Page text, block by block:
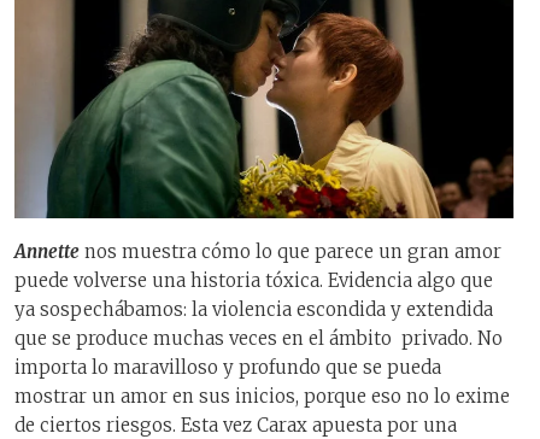
Annette nos muestra cómo lo que parece un gran amor
puede volverse una historia tóxica. Evidencia algo que
ya sospechábamos: la violencia escondida y extendida
que se produce muchas veces en el ámbito privado. No
importa lo maravilloso y profundo que se pueda
mostrar un amor en sus inicios, porque eso no lo exime
de ciertos riesgos. Esta vez Carax apuesta por una